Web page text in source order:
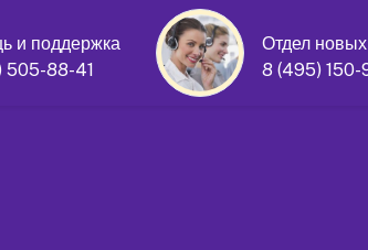
и поддержка
505-88-41
Отдел
8 (495)